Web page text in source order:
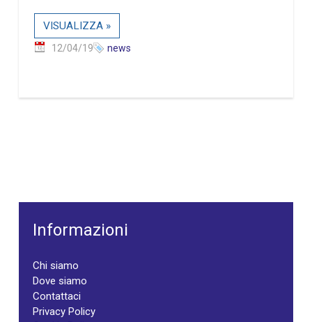
VISUALIZZA »
12/04/19 news
Informazioni
Chi siamo
Dove siamo
Contattaci
Privacy Policy